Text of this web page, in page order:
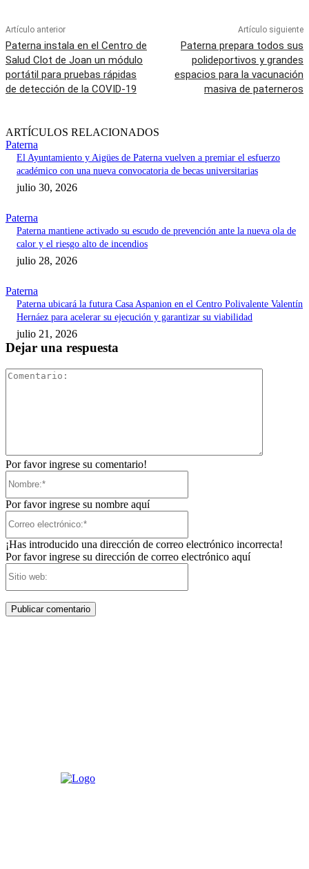
Artículo anterior
Paterna instala en el Centro de
Salud Clot de Joan un módulo
portátil para pruebas rápidas
de detección de la COVID-19
Artículo siguiente
Paterna prepara todos sus
polideportivos y grandes
espacios para la vacunación
masiva de paterneros
ARTÍCULOS RELACIONADOS
Paterna
El Ayuntamiento y Aigües de Paterna vuelven a premiar el esfuerzo
académico con una nueva convocatoria de becas universitarias
julio 30, 2026
Paterna
Paterna mantiene activado su escudo de prevención ante la nueva ola de
calor y el riesgo alto de incendios
julio 28, 2026
Paterna
Paterna ubicará la futura Casa Aspanion en el Centro Polivalente Valentín
Hernáez para acelerar su ejecución y garantizar su viabilidad
julio 21, 2026
Dejar una respuesta
Por favor ingrese su comentario!
Por favor ingrese su nombre aquí
¡Has introducido una dirección de correo electrónico incorrecta!
Por favor ingrese su dirección de correo electrónico aquí